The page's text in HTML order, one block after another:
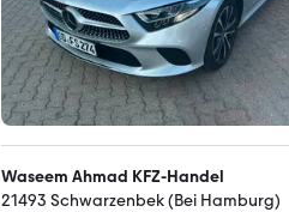
Waseem Ahmad KFZ-Handel
21493 Schwarzenbek (Bei Hamburg)